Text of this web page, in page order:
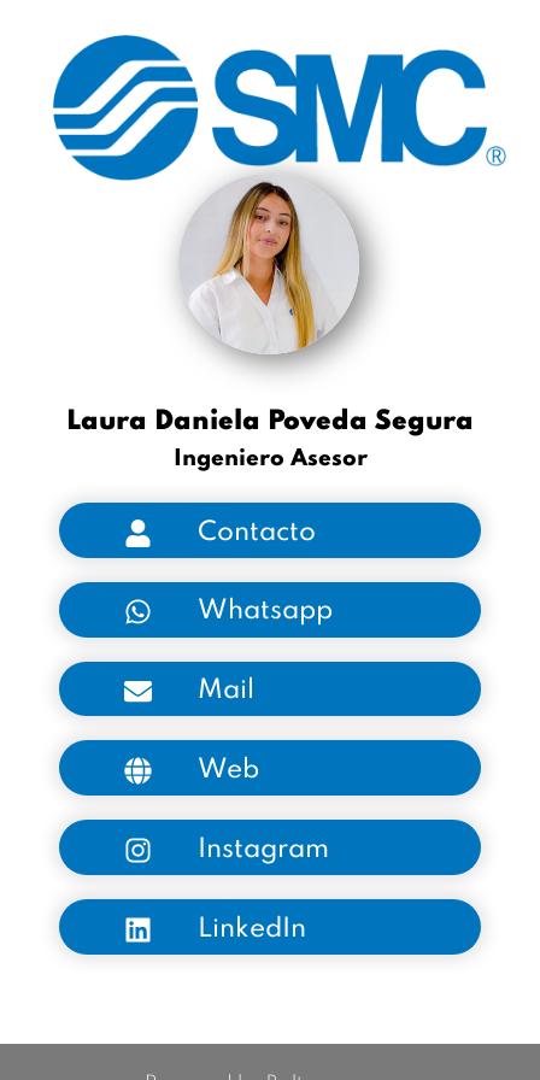
Laura Daniela Poveda Segura
Ingeniero Asesor
Contacto
Whatsapp
Mail
Web
Instagram
LinkedIn